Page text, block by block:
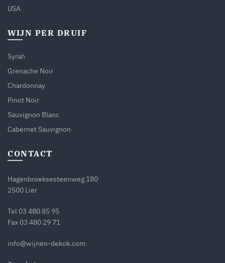
USA
WIJN PER DRUIF
Syrah
Grenache Noir
Chardonnay
Pinot Noir
Sauvignon Blanc
Cabernet Sauvignon
CONTACT
Hagenbroeksesteenweg 180
2500 Lier
Tel 03 480 85 95
Fax 03 480 29 71
info@wijnen-dekok.com